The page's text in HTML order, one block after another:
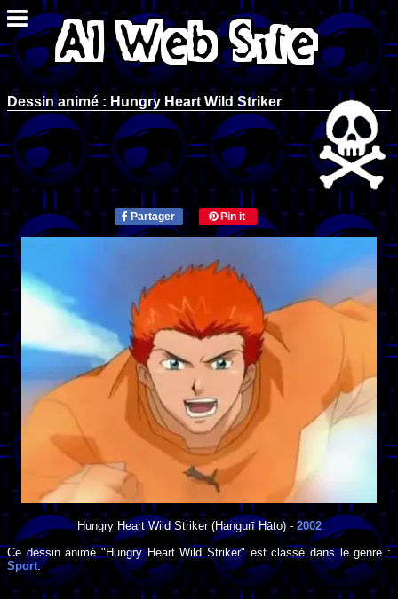
Dessin animé : Hungry Heart Wild Striker
Partager Pin it
Hungry Heart Wild Striker(Hangurī Hāto) - 2002
Ce dessin animé "Hungry Heart Wild Striker" est classé dans le genre :
Sport.